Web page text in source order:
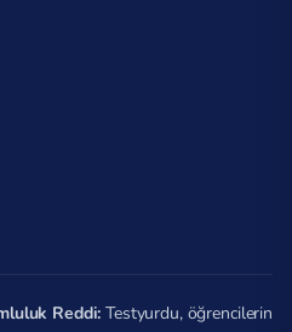
Reddi: Testyurdu, öğrencilerin